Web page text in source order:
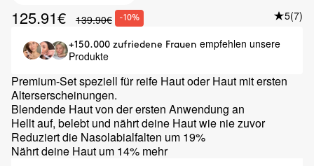
125.91€ 139.90€ -10% 5(7)
+150.000 zufriedene Frauen empfehlen unsere
Produkte
Premium-Set speziell für reife Haut oder Haut mit ersten
Alterserscheinungen.
Blendende Haut von der ersten Anwendung an
Hellt auf, belebt und nährt deine Haut wie nie zuvor
Reduziert die Nasolabialfalten um 19%
Nährt deine Haut um 14% mehr